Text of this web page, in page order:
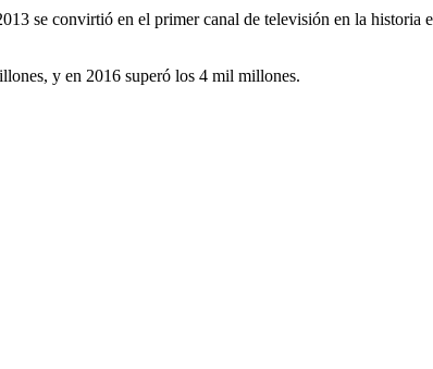
se convirtió en el primer canal de televisión en la
y en 2016 superó los 4 mil millones.